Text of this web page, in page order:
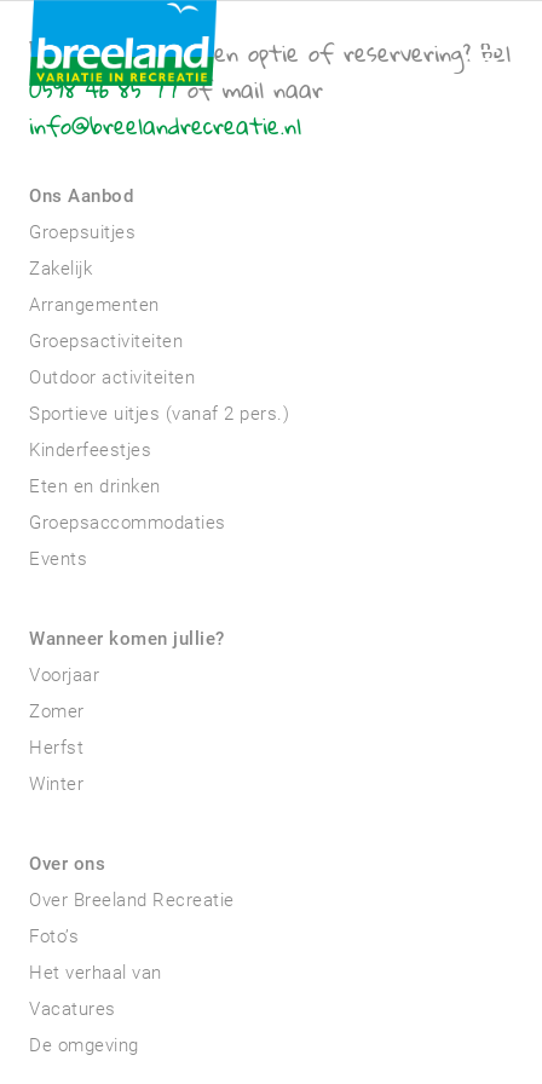
Een vraag over een optie of reservering? Bel
0598 46 85 77of mail naar
info@breelandrecreatie.nl
Ons Aanbod
Groepsuitjes
Zakelijk
Arrangementen
Groepsactiviteiten
Outdoor activiteiten
Sportieve uitjes (vanaf 2 pers.)
Kinderfeestjes
Eten en drinken
Groepsaccommodaties
Events
Wanneer komen jullie?
Voorjaar
Zomer
Herfst
Winter
Over ons
Over Breeland Recreatie
Foto’s
Het verhaal van
Vacatures
De omgeving